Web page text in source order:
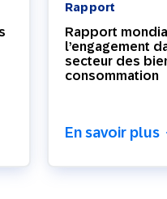
Rapport
Rapport
l’engagement
secteur des
consommation
En savoir plus